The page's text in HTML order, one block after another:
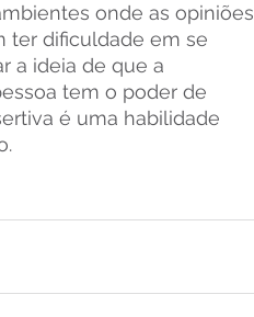
onde as opiniões
ter dificuldade em se
a ideia de que a
tem o poder de
é uma habilidade